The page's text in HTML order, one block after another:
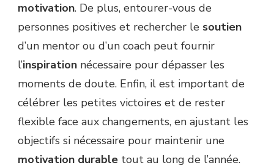
motivation. De plus, entourer-vous de
personnes positives et rechercher le soutien
d’un mentor ou d’un coach peut fournir
l’inspiration nécessaire pour dépasser les
moments de doute. Enfin, il est important de
célébrer les petites victoires et de rester
flexible face aux changements, en ajustant les
objectifs si nécessaire pour maintenir une
motivation durable tout au long de l’année.